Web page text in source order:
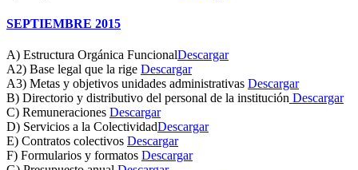
SEPTIEMBRE 2015
A) Estructura Orgánica FuncionalDescargar
A2) Base legal que la rige Descargar
A3) Metas y objetivos unidades administrativas Descargar
B) Directorio y distributivo del personal de la institución Descargar
C) Remuneraciones Descargar
D) Servicios a la ColectividadDescargar
E) Contratos colectivos Descargar
F) Formularios y formatos Descargar